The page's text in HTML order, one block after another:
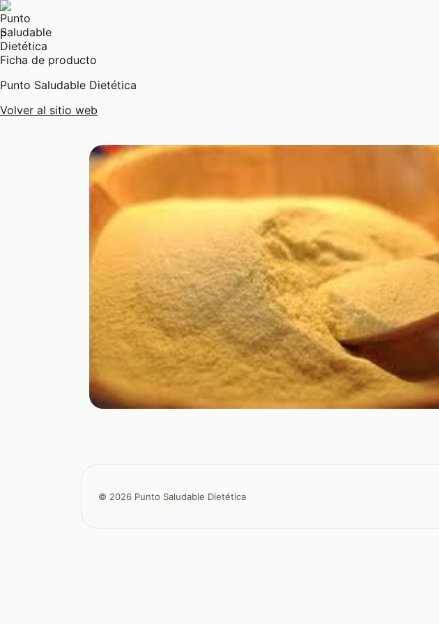
P
Ficha de producto
Punto Saludable Dietética
Volver al sitio web
© 2026 Punto Saludable Dietética